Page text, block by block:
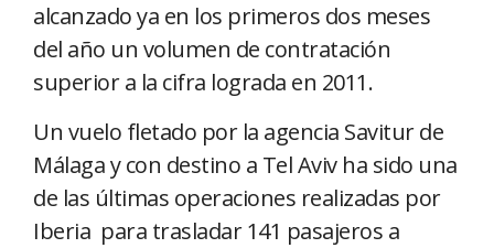
alcanzado ya en los primeros dos meses
del año un volumen de contratación
superior a la cifra lograda en 2011.
Un vuelo fletado por la agencia Savitur de
Málaga y con destino a Tel Aviv ha sido una
de las últimas operaciones realizadas por
Iberia para trasladar 141 pasajeros a